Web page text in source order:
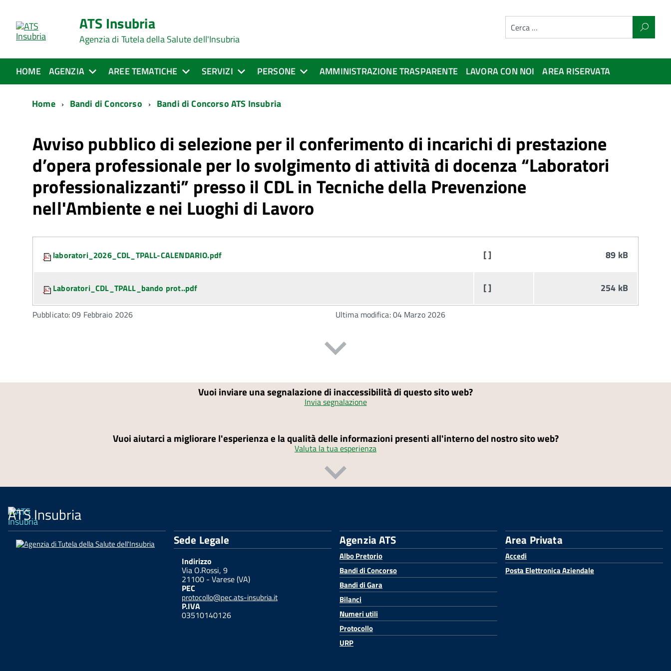
ATS Insubria
Agenzia di Tutela della Salute dell'Insubria
HOME AGENZIA AREE TEMATICHE SERVIZI PERSONE AMMINISTRAZIONE TRASPARENTE LAVORA CON NOI AREA RISERVATA
Home Bandi di Concorso Bandi di Concorso ATS Insubria
Avviso pubblico di selezione per il conferimento di incarichi di prestazione
d’opera professionale per lo svolgimento di attività di docenza “Laboratori
professionalizzanti” presso il CDL in Tecniche della Prevenzione
nell'Ambiente e nei Luoghi di Lavoro
laboratori_2026_CDL_TPALL-CALENDARIO.pdf [ ] 89 kB
Laboratori_CDL_TPALL_bando prot..pdf [ ] 254 kB
Pubblicato: 09 Febbraio 2026 Ultima modifica: 04 Marzo 2026
Vuoi inviare una segnalazione di inaccessibilità di questo sito web?
Invia segnalazione
Vuoi aiutarci a migliorare l'esperienza e la qualità delle informazioni presenti all'interno del nostro sito web?
Valuta la tua esperienza
ATS Insubria
Sede Legale
Indirizzo
Via O.Rossi, 9
21100 - Varese (VA)
PEC
protocollo@pec.ats-insubria.it
P.IVA
03510140126
Agenzia ATS
Albo Pretorio
Bandi di Concorso
Bandi di Gara
Bilanci
Numeri utili
Protocollo
URP
Area Privata
Accedi
Posta Elettronica Aziendale